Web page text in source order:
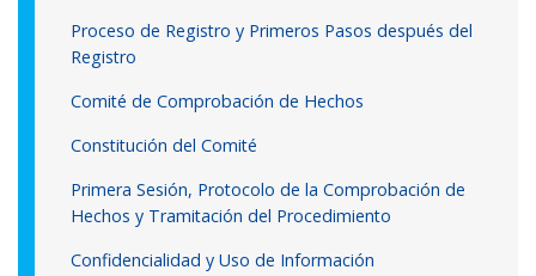
Proceso de Registro y Primeros Pasos después del
Registro
Comité de Comprobación de Hechos
Constitución del Comité
Primera Sesión, Protocolo de la Comprobación de
Hechos y Tramitación del Procedimiento
Confidencialidad y Uso de Información